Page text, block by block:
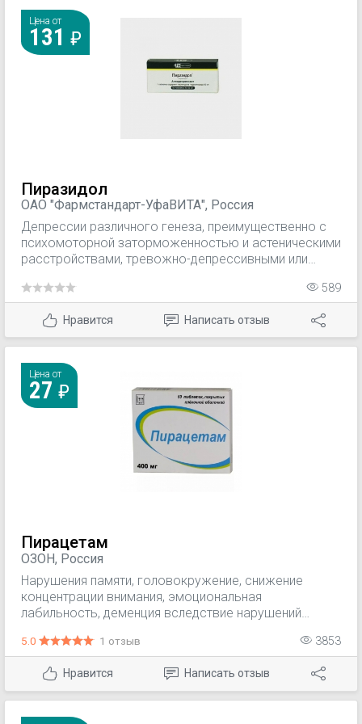
Цена от
131
Пиразидол
ОАО "Фармстандарт-УфаВИТА", Россия
Депрессии различного генеза, преимущественно с
психомоторной заторможенностью и астеническими
расстройствами, тревожно-депрессивными или
инволюционная депрессия; алкогольный
абстинентный синдром; болезнь Альцгеймера (в
составе комплексной терапии).
589
Нравится Написать отзыв
Цена от
27
Пирацетам
ОЗОН, Россия
Нарушения памяти, головокружение, снижение
концентрации внимания, эмоциональная
лабильность, деменция вследствие нарушений
инсульта), травм головного мозга, при болезни
Альцгеймера, в пожилом возрасте; коматозные
состояния сосудистого, травматического или
токсического генеза; лечение абстиненции и
5.0 1 отзыв 3853
Нравится Написать отзыв